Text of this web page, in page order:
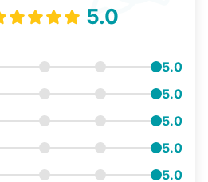
5.0
5.0
5.0
5.0
5.0
5.0